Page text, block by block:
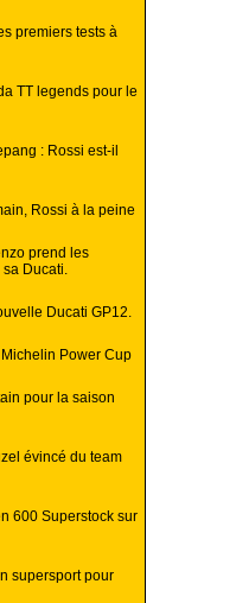
premiers tests à
TT legends pour le
: Rossi est-il
Rossi à la peine
prend les
Ducati.
Ducati GP12.
Power Cup
pour la saison
évincé du team
600 Superstock sur
supersport pour